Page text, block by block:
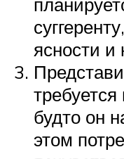
ясности и
требуется
будто он
этом